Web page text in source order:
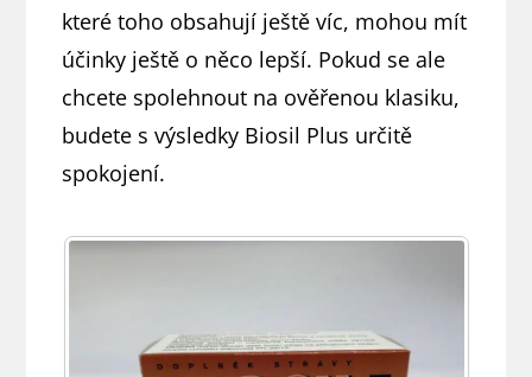
které toho obsahují ještě víc, mohou mít
účinky ještě o něco lepší. Pokud se ale
chcete spolehnout na ověřenou klasiku,
budete s výsledky Biosil Plus určitě
spokojení.